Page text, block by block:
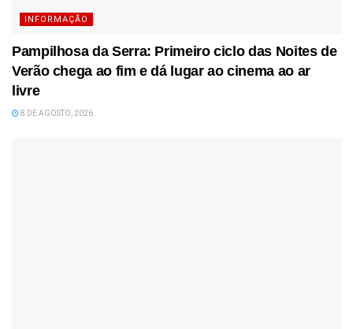
INFORMAÇÃO
Pampilhosa da Serra: Primeiro ciclo das Noites de
Verão chega ao fim e dá lugar ao cinema ao ar
livre
8 DE AGOSTO, 2026